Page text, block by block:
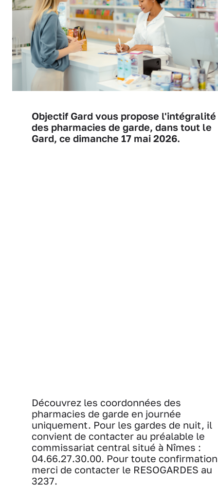
Objectif Gard vous propose l'intégralité
des pharmacies de garde, dans tout le
Gard, ce dimanche 17 mai 2026.
Découvrez les coordonnées des
pharmacies de garde en journée
uniquement. Pour les gardes de nuit, il
convient de contacter au préalable le
commissariat central situé à Nîmes :
04.66.27.30.00. Pour toute
merci de contacter le RESOGARDES au
3237.